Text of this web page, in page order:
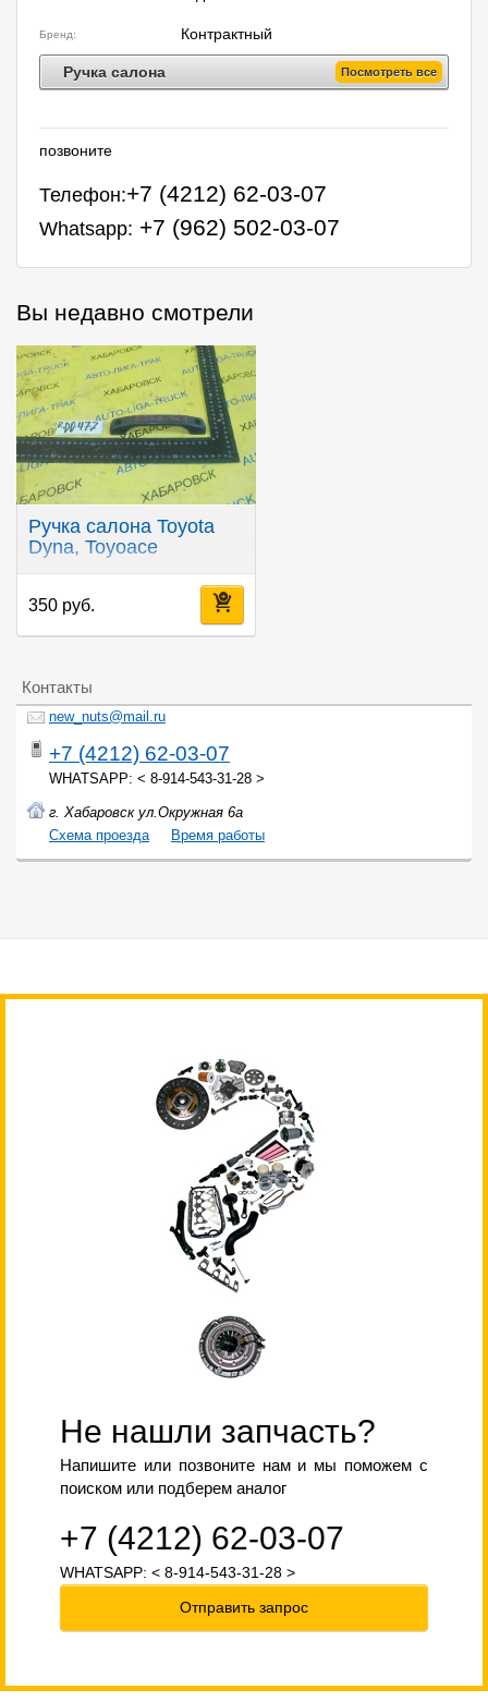
Бренд: Контрактный
Ручка салона Посмотреть все
позвоните
Телефон:+7 (4212) 62-03-07
Whatsapp: +7 (962) 502-03-07
Вы недавно смотрели
Ручка салона Toyota
Dyna, Toyoace
350 руб.
Контакты
new_nuts@mail.ru
+7 (4212) 62-03-07
WHATSAPP: < 8-914-543-31-28 >
г. Хабаровск ул.Окружная 6а
Cхема проезда
Время работы
Не нашли запчасть?
Напишите или позвоните нам и мы поможем с
поиском или подберем аналог
+7 (4212) 62-03-07
WHATSAPP: < 8-914-543-31-28 >
Отправить запрос